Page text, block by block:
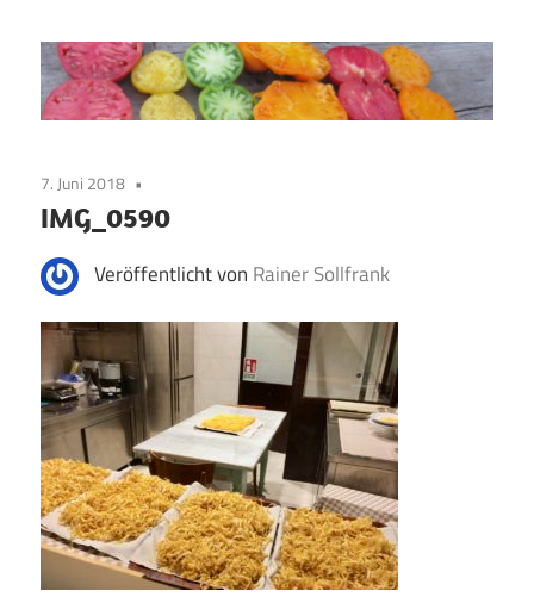
7. Juni 2018
IMG_0590
Veröffentlicht von Rainer Sollfrank